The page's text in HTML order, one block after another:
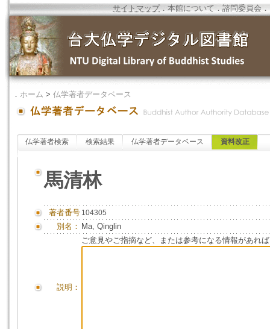
サイトマップ．本館について ．諮問委員会 ．
． ホーム > 仏学著者データベース
仏学著者検索 検索結果 仏学著者データベース 資料改正
馬清林
著者番号 104305
別名： Ma, Qinglin
説明：
ご意見やご指摘など、または参考になる情報があれ